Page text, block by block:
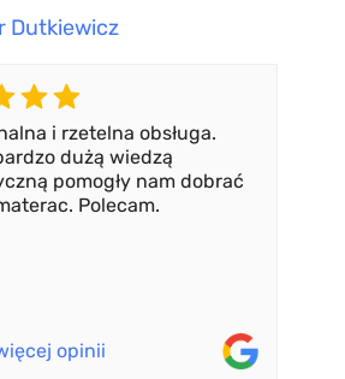
Dutkiewicz
i rzetelna obsługa.
dużą wiedzą
pomogły nam dobrać
Polecam.
opinii